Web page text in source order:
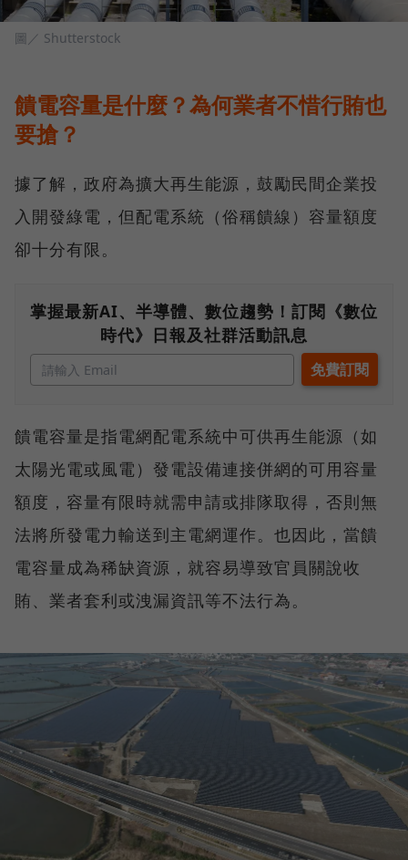
圖／ Shutterstock
饋電容量是什麼？為何業者不惜行賄也
要搶？
據了解，政府為擴大再生能源，鼓勵民間企業投
入開發綠電，但配電系統（俗稱饋線）容量額度
卻十分有限。
掌握最新AI、半導體、數位趨勢！訂閱《數位
時代》日報及社群活動訊息
饋電容量是指電網配電系統中可供再生能源（如
太陽光電或風電）發電設備連接併網的可用容量
額度，容量有限時就需申請或排隊取得，否則無
法將所發電力輸送到主電網運作。也因此，當饋
電容量成為稀缺資源，就容易導致官員關說收
賄、業者套利或洩漏資訊等不法行為。